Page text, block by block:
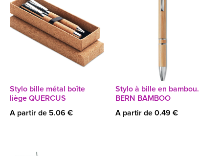
Stylo bille métal boîte
liège QUERCUS
A partir de 5.06 €
Stylo à bille en bambou.
BERN BAMBOO
A partir de 0.49 €